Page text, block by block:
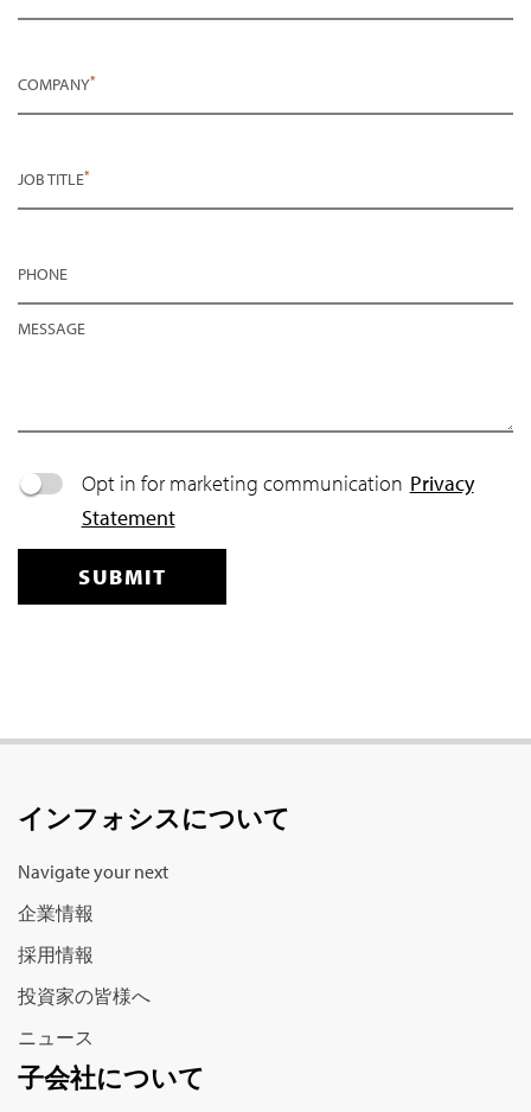
インフォシスについて
Navigate your next
企業情報
採用情報
投資家の皆様へ
ニュース
子会社について